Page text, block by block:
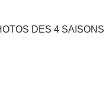
DES 4 SAISONS